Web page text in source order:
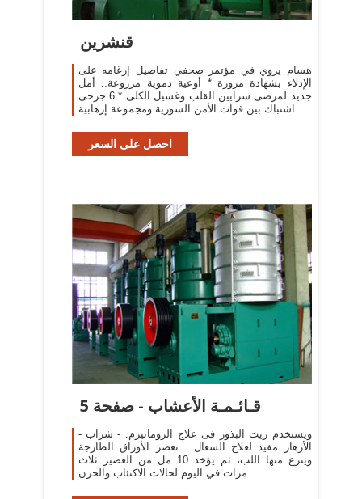
قنشرين
هسام يروي في مؤتمر صحفي تفاصيل إرغامه على
الإدلاء بشهادة مزورة * أوعية دموية مزروعة.. أمل
جديد لمرضى شرايين القلب وغسيل الكلى * 6 جرحى
في اشتباك بين قوات الأمن السورية ومجموعة إرهابية
احصل على السعر
قـائـمـة الأعشاب - صفحة 5
- ويستخدم زيت البذور فى علاج الروماتيزم. - شراب
الأزهار مفيد لعلاج السعال . تعصر الأوراق الطازجة
وينزع منها اللب، ثم يؤخذ 10 مل من العصير ثلاث
مرات في اليوم لحالات الاكتئاب والحزن.